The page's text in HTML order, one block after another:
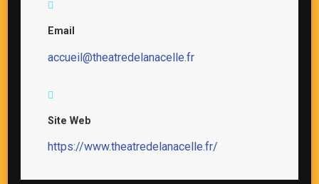
Email
accueil@theatredelanacelle.fr
Site Web
https://www.theatredelanacelle.fr/